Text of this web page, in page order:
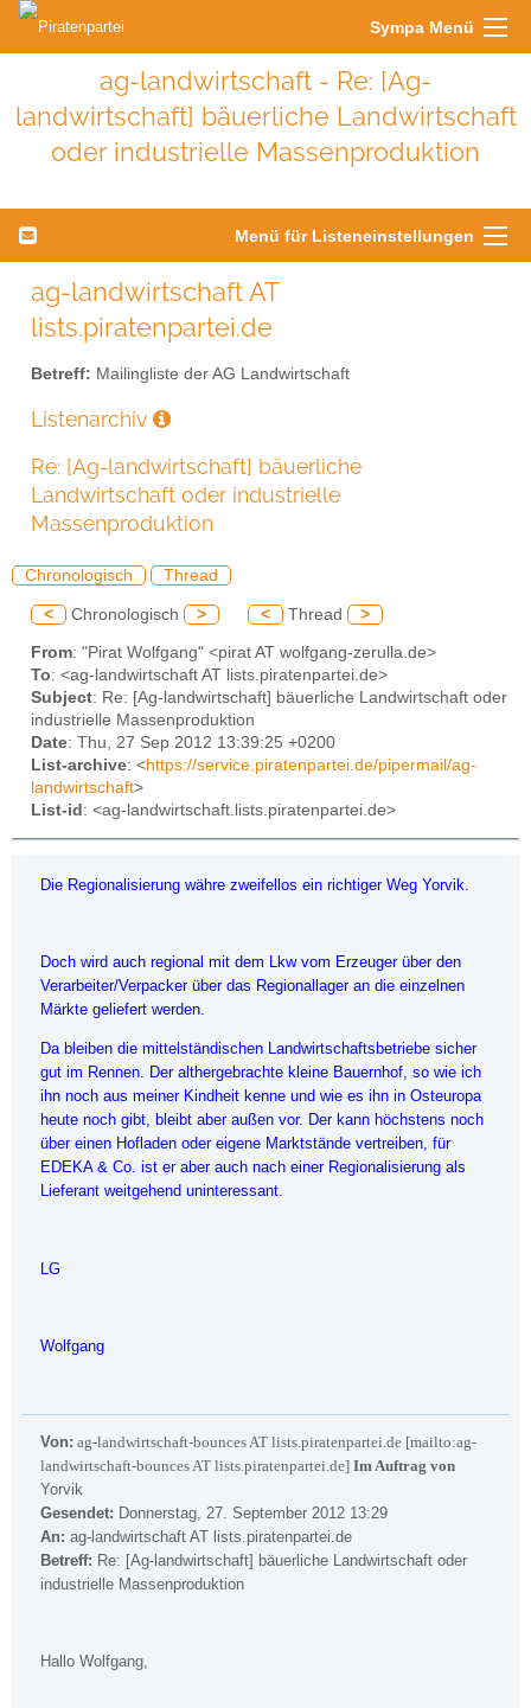
Sympa Menü
ag-landwirtschaft - Re: [Ag-
landwirtschaft] bäuerliche Landwirtschaft
oder industrielle Massenproduktion
Menü für Listeneinstellungen
ag-landwirtschaft AT
lists.piratenpartei.de
Betreff: Mailingliste der AG Landwirtschaft
Listenarchiv
Re: [Ag-landwirtschaft] bäuerliche
Landwirtschaft oder industrielle
Massenproduktion
Chronologisch Thread
< Chronologisch > < Thread >
From: "Pirat Wolfgang" <pirat AT wolfgang-zerulla.de>
To: <ag-landwirtschaft AT lists.piratenpartei.de>
Subject: Re: [Ag-landwirtschaft] bäuerliche Landwirtschaft oder
industrielle Massenproduktion
Date: Thu, 27 Sep 2012 13:39:25 +0200
List-archive: <https://service.piratenpartei.de/pipermail/ag-
landwirtschaft>
List-id : <ag-landwirtschaft.lists.piratenpartei.de>
Die Regionalisierung währe zweifellos ein richtiger Weg Yorvik.
Doch wird auch regional mit dem Lkw vom Erzeuger über den
Verarbeiter/Verpacker über das Regionallager an die einzelnen
Märkte geliefert werden.
Da bleiben die mittelständischen Landwirtschaftsbetriebe sicher
gut im Rennen. Der althergebrachte kleine Bauernhof, so wie ich
ihn noch aus meiner Kindheit kenne und wie es ihn in Osteuropa
heute noch gibt, bleibt aber außen vor. Der kann höchstens noch
über einen Hofladen oder eigene Marktstände vertreiben, für
EDEKA & Co. ist er aber auch nach einer Regionalisierung als
Lieferant weitgehend uninteressant.
LG
Wolfgang
Von: ag-landwirtschaft-bounces AT lists.piratenpartei.de [mailto:ag-
landwirtschaft-bounces AT lists.piratenpartei.de] Im Auftrag von
Yorvik
Gesendet: Donnerstag, 27. September 2012 13:29
An: ag-landwirtschaft AT lists.piratenpartei.de
Betreff: Re: [Ag-landwirtschaft] bäuerliche Landwirtschaft oder
industrielle Massenproduktion
Hallo Wolfgang,